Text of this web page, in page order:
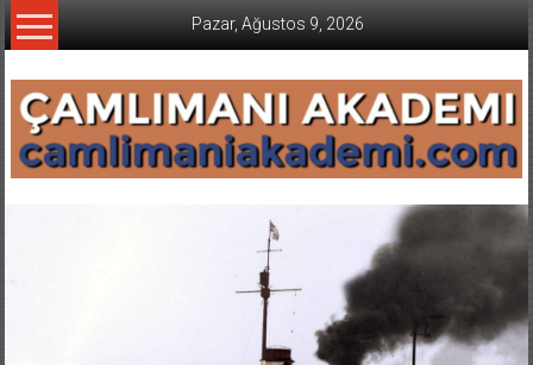
İçeriğe
geç
Pazar, Ağustos 9, 2026